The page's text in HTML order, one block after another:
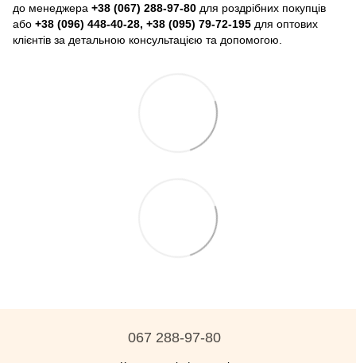
до менеджера +38 (067) 288-97-80 для роздрібних покупців
або +38 (096) 448-40-28, +38 (095) 79-72-195 для оптових
клієнтів за детальною консультацією та допомогою.
067 288-97-80